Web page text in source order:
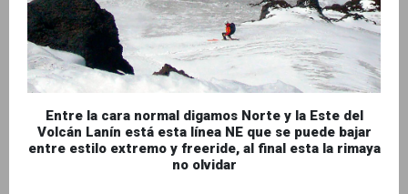
Entre la cara normal digamos Norte y la Este del
Volcán Lanín está esta línea NE que se puede bajar
entre estilo extremo y freeride, al final esta la rimaya
no olvidar